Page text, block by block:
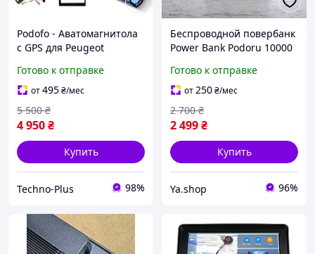
Podofo - Аватомагнитола
с GPS для Peugeot
дюймовый сенсорный
экран Wi-Fi Bluetooth FM
RDS
Готово к отправке
от495₴/мес
4 950₴
5 500 ₴
Купить
Techno-Plus 98%
Беспроводной повербанк
Power Bank Podoru 10000
Powerbank USB 22,5 Вт
для iPhone с Type-C
Готово к отправке
от250₴/мес
2 499₴
2 700 ₴
Купить
Ya.shop 96%